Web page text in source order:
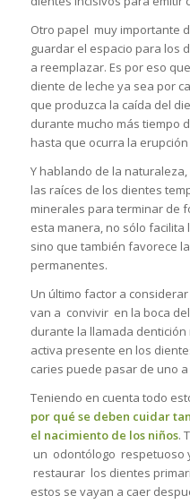
Otro papel muy importante
guardar el espacio para los
a reemplazar. Es por eso
diente de leche ya sea por
que produzca la caída del
durante mucho más tiempo
hasta que ocurra la
Y hablando de la
las raíces de los dientes
minerales para terminar de
esta manera, no sólo
sino que también favorece
permanentes.
Un último factor a
van a convivir en la boca
durante la llamada
activa presente en los
caries puede pasar de uno
Teniendo en cuenta todo
por qué se deben cuidar
el nacimiento de los niños.
un odontólogo respetuoso
restaurar los dientes
estos se vayan a caer